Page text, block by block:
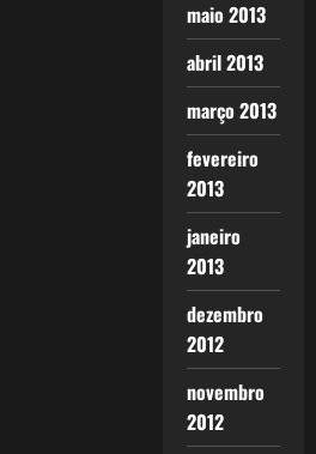
maio 2013
abril 2013
março 2013
fevereiro
2013
janeiro
2013
dezembro
2012
novembro
2012